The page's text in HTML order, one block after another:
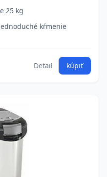
25 kg
kŕmenie
Detail kúpiť